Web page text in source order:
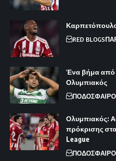
RED BLOGS
Ένα βήμα από
Ολυμπιακός
ΠΟΔΟΣΦΑΙΡΟ
Ολυμπιακός:
πρόκρισης
League
ΠΟΔΟΣΦΑΙΡΟ